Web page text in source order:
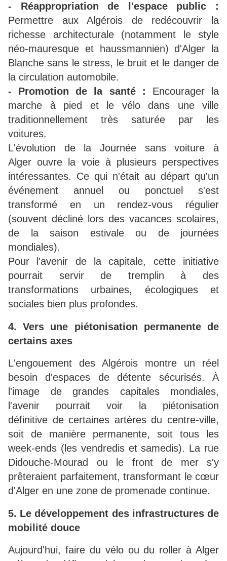
- Réappropriation de l'espace public :
Permettre aux Algérois de redécouvrir la
richesse architecturale (notamment le style
néo-mauresque et haussmannien) d'Alger la
Blanche sans le stress, le bruit et le danger de
la circulation automobile.
- Promotion de la santé : Encourager la
marche à pied et le vélo dans une ville
traditionnellement très saturée par les
voitures.
L'évolution de la Journée sans voiture à
Alger ouvre la voie à plusieurs perspectives
intéressantes. Ce qui n'était au départ qu'un
événement annuel ou ponctuel s'est
transformé en un rendez-vous régulier
(souvent décliné lors des vacances scolaires,
de la saison estivale ou de journées
mondiales).
Pour l'avenir de la capitale, cette initiative
pourrait servir de tremplin à des
transformations urbaines, écologiques et
sociales bien plus profondes.
4. Vers une piétonisation permanente de
certains axes
L'engouement des Algérois montre un réel
besoin d'espaces de détente sécurisés. À
l'image de grandes capitales mondiales,
l'avenir pourrait voir la piétonisation
définitive de certaines artères du centre-ville,
soit de manière permanente, soit tous les
week-ends (les vendredis et samedis). La rue
Didouche-Mourad ou le front de mer s'y
prêteraient parfaitement, transformant le cœur
d'Alger en une zone de promenade continue.
5. Le développement des infrastructures de
mobilité douce
Aujourd'hui, faire du vélo ou du roller à Alger